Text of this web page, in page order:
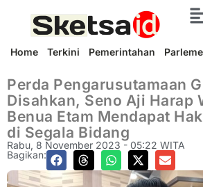
Home Terkini Pemerintahan
Perda Pengarusutamaan
Disahkan, Seno Aji Harap
Benua Etam Mendapat
di Segala Bidang
Rabu, 8 November 2023 - 05:22 WITA
Bagikan: